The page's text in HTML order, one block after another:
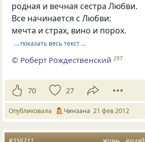
родная и вечная сестра Любви.
Все начинается с Любви:
мечта и страх, вино и порох.
… показать весь текст …
© Роберт Рождественский 297
70 27
Опубликовала Чинзана 21 фев 2012